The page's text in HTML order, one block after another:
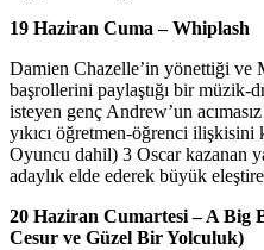
19 Haziran Cuma –Whiplash
Damien Chazelle’in yönettiği ve
başrollerini paylaştığı bir
isteyen genç Andrew’un
yıkıcı öğretmen-öğrenci
Oyuncu dahil) 3 Oscar kazanan
adaylık elde ederek büyük
20 Haziran Cumartesi – A Big
Cesur ve Güzel Bir Yolculuk)